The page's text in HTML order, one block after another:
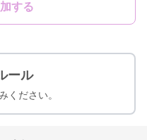
する
ール
ください。